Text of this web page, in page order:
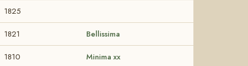
1825
1821 Bellissima
1810 Minima xx